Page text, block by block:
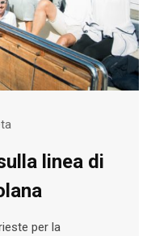
linea di
per la